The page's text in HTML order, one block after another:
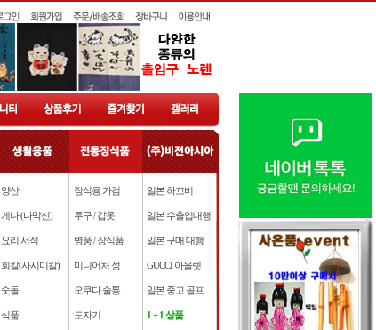
양산
게다 (나막신)
요리 서적
회칼(사시미칼)
숫돌
식품
장식용 가검
투구 / 갑옷
병풍 / 장식품
미니어처 성
오쿠다 술통
도자기
일본 하꼬비
일본 수출입대행
일본 구매 대행
GUCCI 아울렛
일본 중고 골프
1 + 1 상품